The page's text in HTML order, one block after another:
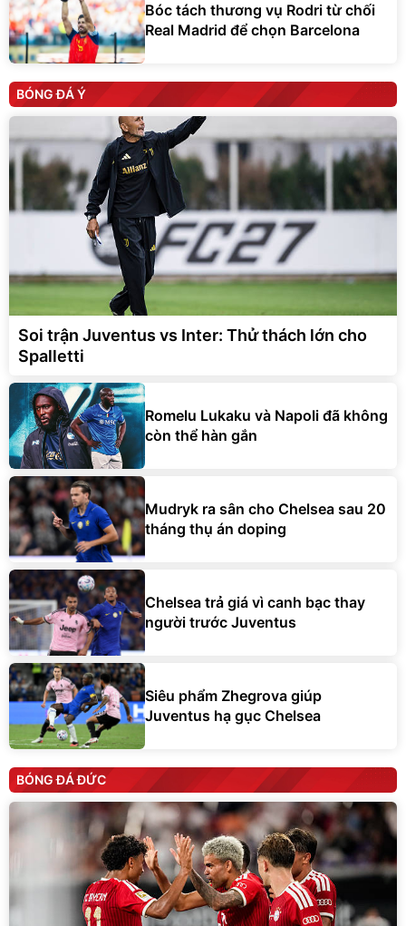
Bóc tách thương vụ Rodri từ chối
Real Madrid để chọn Barcelona
BÓNG ĐÁ Ý
Soi trận Juventus vs Inter: Thử thách lớn cho
Spalletti
Romelu Lukaku và Napoli đã không
còn thể hàn gắn
Mudryk ra sân cho Chelsea sau 20
tháng thụ án doping
Chelsea trả giá vì canh bạc thay
người trước Juventus
Siêu phẩm Zhegrova giúp
Juventus hạ gục Chelsea
BÓNG ĐÁ ĐỨC